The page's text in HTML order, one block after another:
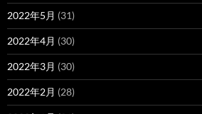
2022年5月 (31)
2022年4月 (30)
2022年3月 (30)
2022年2月 (28)